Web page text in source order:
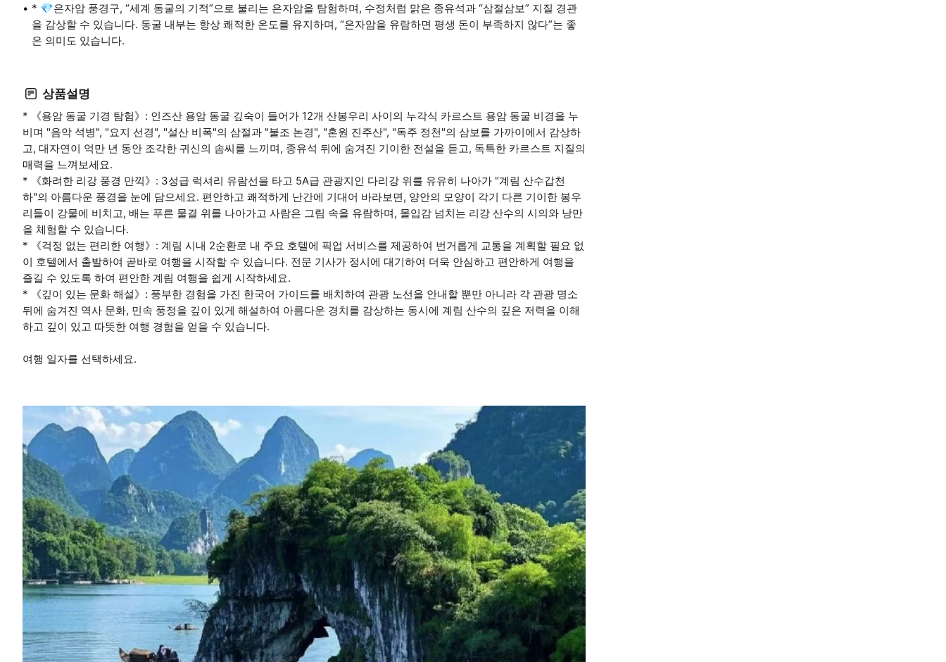
* 💎은자암 풍경구, “세계 동굴의 기적”으로 불리는 은자암을 탐험하며, 수정처럼 맑은 종유석과 “삼절삼보” 지질 경관
을 감상할 수 있습니다. 동굴 내부는 항상 쾌적한 온도를 유지하며, “은자암을 유람하면 평생 돈이 부족하지 않다”는 좋
은 의미도 있습니다.
상품설명
* 《용암 동굴 기경 탐험》: 인즈산 용암 동굴 깊숙이 들어가 12개 산봉우리 사이의 누각식 카르스트 용암 동굴 비경을 누
비며 "음악 석병", "요지 선경", "설산 비폭"의 삼절과 "불조 논경", "혼원 진주산", "독주 정천"의 삼보를 가까이에서 감상하
고, 대자연이 억만 년 동안 조각한 귀신의 솜씨를 느끼며, 종유석 뒤에 숨겨진 기이한 전설을 듣고, 독특한 카르스트 지질의
매력을 느껴보세요.
* 《화려한 리강 풍경 만끽》: 3성급 럭셔리 유람선을 타고 5A급 관광지인 다리강 위를 유유히 나아가 "계림 산수갑천
하"의 아름다운 풍경을 눈에 담으세요. 편안하고 쾌적하게 난간에 기대어 바라보면, 양안의 모양이 각기 다른 기이한 봉우
리들이 강물에 비치고, 배는 푸른 물결 위를 나아가고 사람은 그림 속을 유람하며, 몰입감 넘치는 리강 산수의 시의와 낭만
을 체험할 수 있습니다.
* 《걱정 없는 편리한 여행》: 계림 시내 2순환로 내 주요 호텔에 픽업 서비스를 제공하여 번거롭게 교통을 계획할 필요 없
이 호텔에서 출발하여 곧바로 여행을 시작할 수 있습니다. 전문 기사가 정시에 대기하여 더욱 안심하고 편안하게 여행을
즐길 수 있도록 하여 편안한 계림 여행을 쉽게 시작하세요.
* 《깊이 있는 문화 해설》: 풍부한 경험을 가진 한국어 가이드를 배치하여 관광 노선을 안내할 뿐만 아니라 각 관광 명소
뒤에 숨겨진 역사 문화, 민속 풍정을 깊이 있게 해설하여 아름다운 경치를 감상하는 동시에 계림 산수의 깊은 저력을 이해
하고 깊이 있고 따뜻한 여행 경험을 얻을 수 있습니다.
여행 일자를 선택하세요.